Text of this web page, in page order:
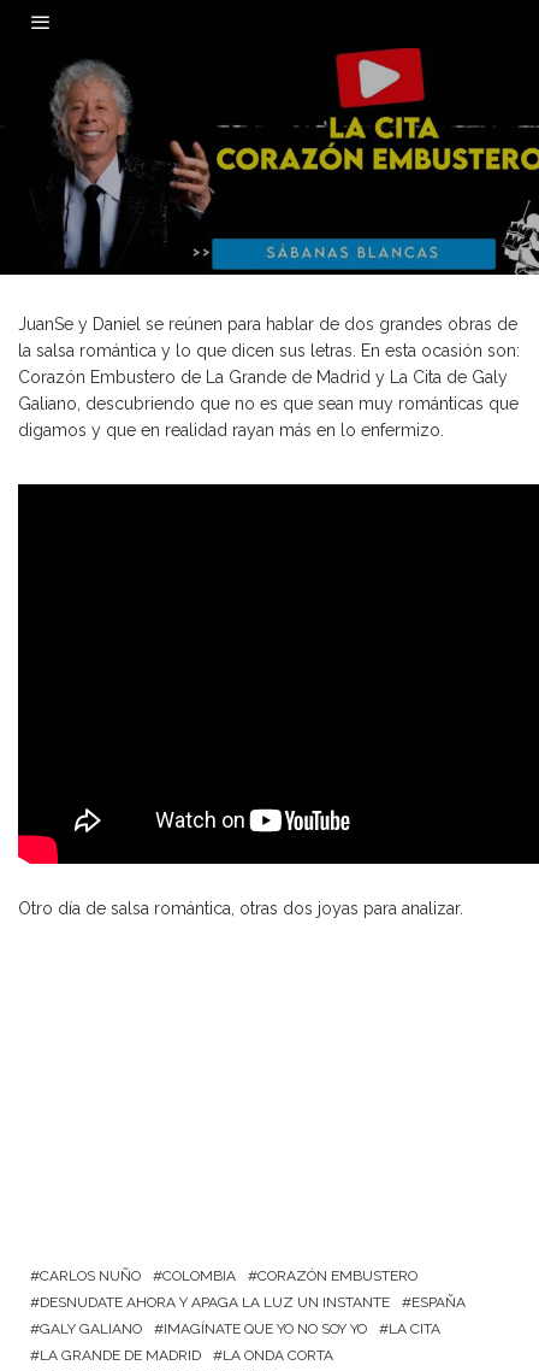
JuanSe y Daniel se reúnen para hablar de dos grandes obras de
la salsa romántica y lo que dicen sus letras. En esta ocasión son:
Corazón Embustero de La Grande de Madrid y La Cita de Galy
Galiano, descubriendo que no es que sean muy románticas que
digamos y que en realidad rayan más en lo enfermizo.
Otro día de salsa romántica, otras dos joyas para analizar.
CARLOS NUÑO COLOMBIA
CORAZÓN EMBUSTERO
DESNUDATE AHORA Y APAGA LA LUZ UN INSTANTE
ESPAÑA
GALY GALIANO
IMAGÍNATE QUE YO NO SOY YO
LA CITA
LA GRANDE DE MADRID
LA ONDA CORTA